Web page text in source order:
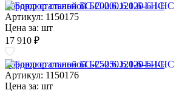
Бордюр стальной БС-200.6.120-6-I-НС
Артикул: 1150175
Цена за: шт
17 910 ₽
Бордюр стальной БС-250.6.120-6-I-НС
Артикул: 1150176
Цена за: шт